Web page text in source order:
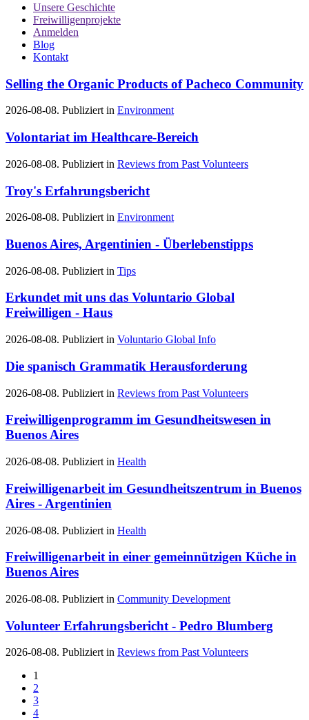
Unsere Geschichte
Freiwilligenprojekte
Anmelden
Blog
Kontakt
Selling the Organic Products of Pacheco Community
2026-08-08. Publiziert in Environment
Volontariat im Healthcare-Bereich
2026-08-08. Publiziert in Reviews from Past Volunteers
Troy's Erfahrungsbericht
2026-08-08. Publiziert in Environment
Buenos Aires, Argentinien - Überlebenstipps
2026-08-08. Publiziert in Tips
Erkundet mit uns das Voluntario Global
Freiwilligen - Haus
2026-08-08. Publiziert in Voluntario Global Info
Die spanisch Grammatik Herausforderung
2026-08-08. Publiziert in Reviews from Past Volunteers
Freiwilligenprogramm im Gesundheitswesen in
Buenos Aires
2026-08-08. Publiziert in Health
Freiwilligenarbeit im Gesundheitszentrum in Buenos
Aires - Argentinien
2026-08-08. Publiziert in Health
Freiwilligenarbeit in einer gemeinnützigen Küche in
Buenos Aires
2026-08-08. Publiziert in Community Development
Volunteer Erfahrungsbericht - Pedro Blumberg
2026-08-08. Publiziert in Reviews from Past Volunteers
1
2
3
4